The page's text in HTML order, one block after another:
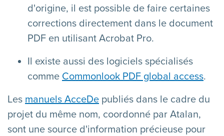
d'origine, il est possible de faire certaines
corrections directement dans le document
PDF en utilisant Acrobat Pro.
Il existe aussi des logiciels spécialisés
comme Commonlook PDF global access.
Les manuels AcceDe publiés dans le cadre du
projet du même nom, coordonné par Atalan,
sont une source d'information précieuse pour